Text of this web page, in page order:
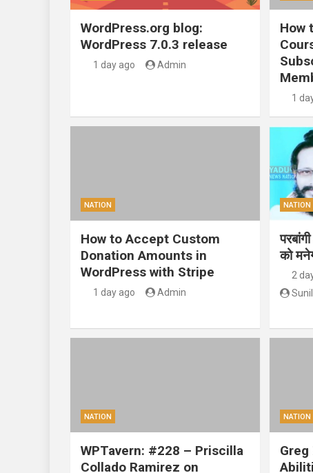
WordPress.org blog:
WordPress 7.0.3 release
1 day ago Admin
How
1
NATION
How to Accept Custom
Donation Amounts in
WordPress with Stripe
1 day ago Admin
NATION
को
2
NATION
WPTavern: #228 – Priscilla
Collado Ramirez on
NATION
Greg